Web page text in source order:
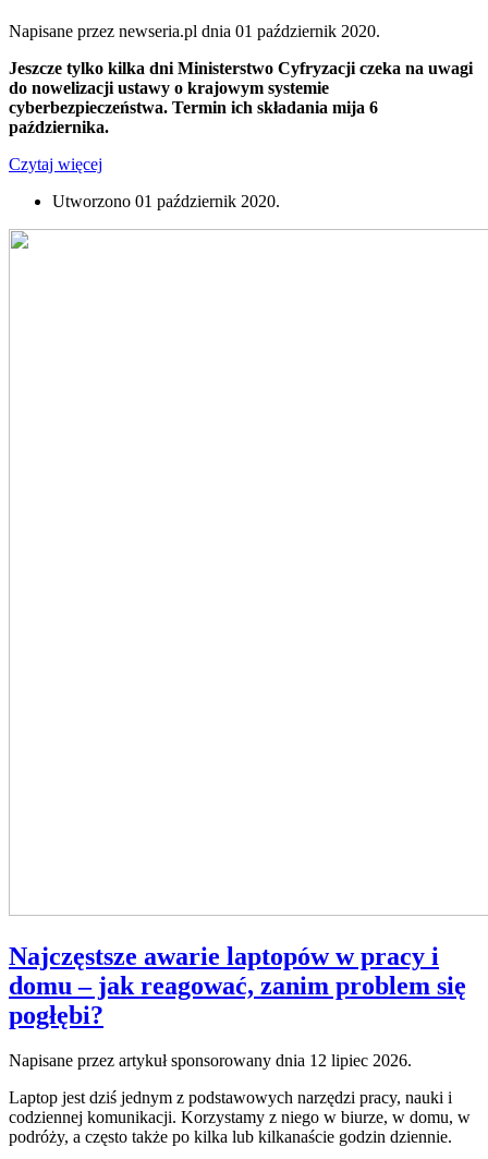
Napisane przez newseria.pl dnia 01 październik 2020.
Jeszcze tylko kilka dni Ministerstwo Cyfryzacji czeka na uwagi
do nowelizacji ustawy o krajowym systemie
cyberbezpieczeństwa. Termin ich składania mija 6
października.
Czytaj więcej
Utworzono 01 październik 2020.
Najczęstsze awarie laptopów w pracy i
domu – jak reagować, zanim problem się
pogłębi?
Napisane przez artykuł sponsorowany dnia 12 lipiec 2026.
Laptop jest dziś jednym z podstawowych narzędzi pracy, nauki i
codziennej komunikacji. Korzystamy z niego w biurze, w domu, w
podróży, a często także po kilka lub kilkanaście godzin dziennie.